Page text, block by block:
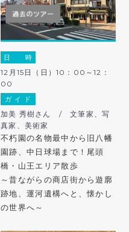
日 時
12月15日（日）10：00～12：
00
ガ イ ド
加美 秀樹さん / 文筆家、写
真家、美術家
不朽園の名物最中から旧八幡
園跡、中日球場まで！尾頭
橋・山王エリア散歩
～昔ながらの商店街から遊廓
跡地、運河遺構へと、懐かし
の世界へ～